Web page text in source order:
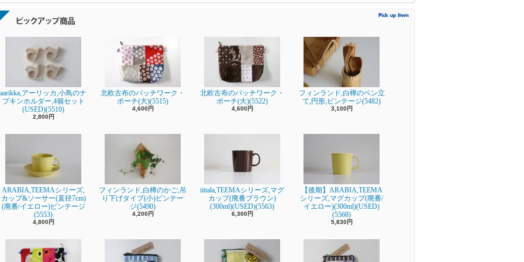
aarikka,アーリッカ,小鳥のナ
プキンホルダー,4個セット
(USED)(5510)
2,800円
北欧古布のパッチワーク・
ポーチ(大)(5515)
4,600円
北欧古布のパッチワーク・
ポーチ(大)(5522)
4,600円
フィンランド,白樺のペン立
て,円形,ビンテージ(5482)
3,100円
ARABIA,TEEMAシリーズ,
カップ&ソーサー(直径7cm)
(廃番/イエロー)ビンテージ
(5553)
4,800円
フィンランド,白樺のかご,吊
り下げタイプ(小)ビンテー
ジ(5490)
4,200円
iittala,TEEMAシリーズ,マグ
カップ(廃番ブラウン)
(300ml)(USED)(5563)
6,300円
【後期】ARABIA,TEEMA
シリーズ,マグカップ(廃番/
イエロー)(300ml)(USED)
(5568)
5,830円